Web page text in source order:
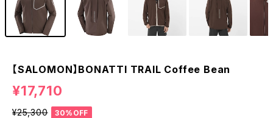
【SALOMON】BONATTI TRAIL Coffee Bean
¥17,710
¥25,300 30%OFF